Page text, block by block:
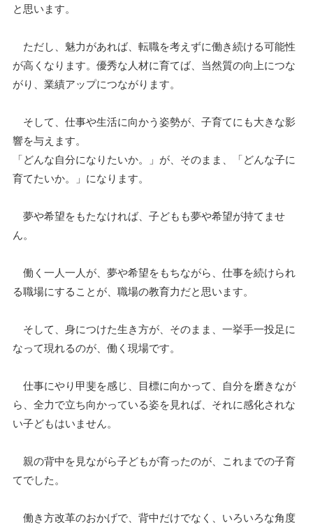
と思います。
ただし、魅力があれば、転職を考えずに働き続ける可能性
が高くなります。優秀な人材に育てば、当然質の向上につな
がり、業績アップにつながります。
そして、仕事や生活に向かう姿勢が、子育てにも大きな影
響を与えます。
「どんな自分になりたいか。」が、そのまま、「どんな子に
育てたいか。」になります。
夢や希望をもたなければ、子どもも夢や希望が持てませ
ん。
働く一人一人が、夢や希望をもちながら、仕事を続けられ
る職場にすることが、職場の教育力だと思います。
そして、身につけた生き方が、そのまま、一挙手一投足に
なって現れるのが、働く現場です。
仕事にやり甲斐を感じ、目標に向かって、自分を磨きなが
ら、全力で立ち向かっている姿を見れば、それに感化されな
い子どもはいません。
親の背中を見ながら子どもが育ったのが、これまでの子育
てでした。
働き方改革のおかげで、背中だけでなく、いろいろな角度